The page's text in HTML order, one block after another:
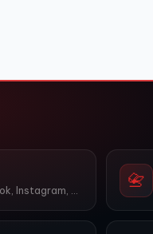
Xem vùng ảnh bị cắt trên Facebook, Instagram, TikTok, YouTube... 📇